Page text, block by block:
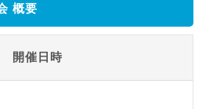
概要
開催日時